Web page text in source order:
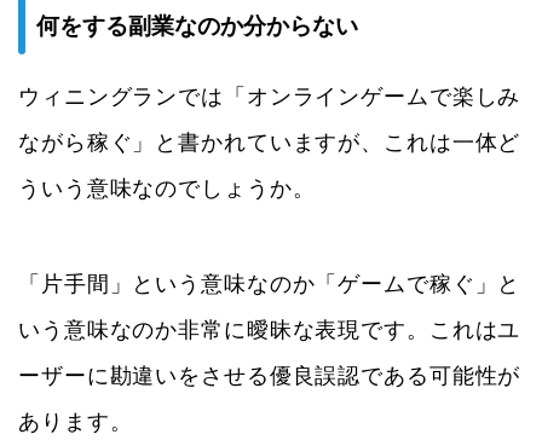
何をする副業なのか分からない
ウィニングランでは「オンラインゲームで楽しみ
ながら稼ぐ」と書かれていますが、これは一体ど
ういう意味なのでしょうか。
「片手間」という意味なのか「ゲームで稼ぐ」と
いう意味なのか非常に曖昧な表現です。これはユ
ーザーに勘違いをさせる優良誤認である可能性が
あります。